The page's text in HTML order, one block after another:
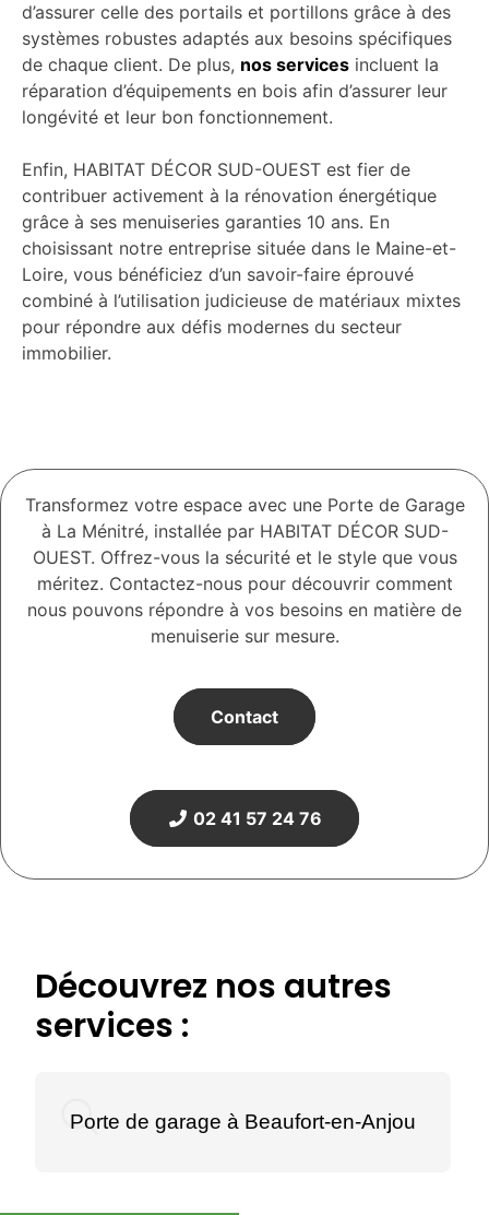
d’assurer celle des portails et portillons grâce à des
systèmes robustes adaptés aux besoins spécifiques
de chaque client. De plus, nos services incluent la
réparation d’équipements en bois afin d’assurer leur
longévité et leur bon fonctionnement.
Enfin, HABITAT DÉCOR SUD-OUEST est fier de
contribuer activement à la rénovation énergétique
grâce à ses menuiseries garanties 10 ans. En
choisissant notre entreprise située dans le Maine-et-
Loire, vous bénéficiez d’un savoir-faire éprouvé
combiné à l’utilisation judicieuse de matériaux mixtes
pour répondre aux défis modernes du secteur
immobilier.
Transformez votre espace avec une Porte de Garage
à La Ménitré, installée par HABITAT DÉCOR SUD-
OUEST. Offrez-vous la sécurité et le style que vous
méritez. Contactez-nous pour découvrir comment
nous pouvons répondre à vos besoins en matière de
menuiserie sur mesure.
Contact
02 41 57 24 76
Découvrez nos autres
services :
Porte de garage à Beaufort-en-Anjou